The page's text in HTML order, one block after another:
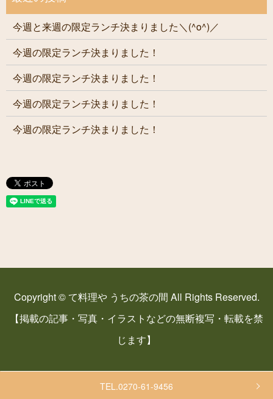
TEL.0270-61-9456
今週と来週の限定ランチ決まりました＼(^o^)／
今週の限定ランチ決まりました！
今週の限定ランチ決まりました！
今週の限定ランチ決まりました！
今週の限定ランチ決まりました！
Copyright © て料理や うちの茶の間 All Rights Reserved.
【掲載の記事・写真・イラストなどの無断複写・転載を禁
じます】